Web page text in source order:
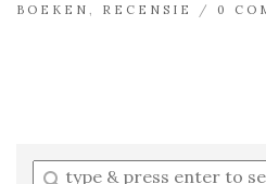
BOEKEN
RECENSIE / 0
Enter